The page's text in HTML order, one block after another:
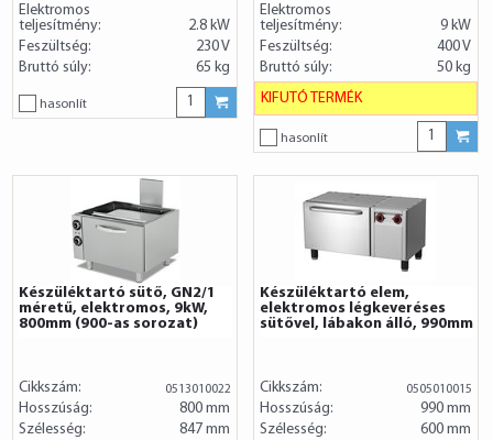
Elektromos
teljesítmény:
2.8 kW
Feszültség:
230 V
Bruttó súly:
65 kg
hasonlít
Elektromos
teljesítmény:
9 kW
Feszültség:
400 V
Bruttó súly:
50 kg
KIFUTÓ TERMÉK
hasonlít
Készüléktartó sütő, GN2/1
méretű, elektromos, 9kW,
800mm (900-as sorozat)
Cikkszám: 0513010022
Hosszúság:
800 mm
Szélesség:
847 mm
Készüléktartó elem,
elektromos légkeveréses
sütővel, lábakon álló, 990mm
Cikkszám: 0505010015
Hosszúság:
990 mm
Szélesség:
600 mm